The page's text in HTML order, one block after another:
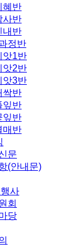
혜반
사반
내반
정반
앗1반
앗2반
앗3반
싹반
잎반
잎반
매반
문
(안내문)
사
회
당